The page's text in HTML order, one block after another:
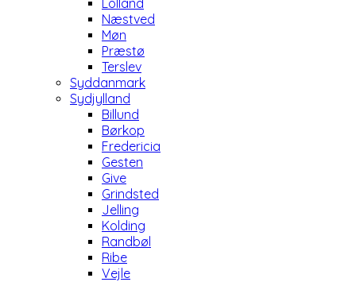
Lolland
Næstved
Møn
Præstø
Terslev
Syddanmark
Sydjylland
Billund
Børkop
Fredericia
Gesten
Give
Grindsted
Jelling
Kolding
Randbøl
Ribe
Vejle